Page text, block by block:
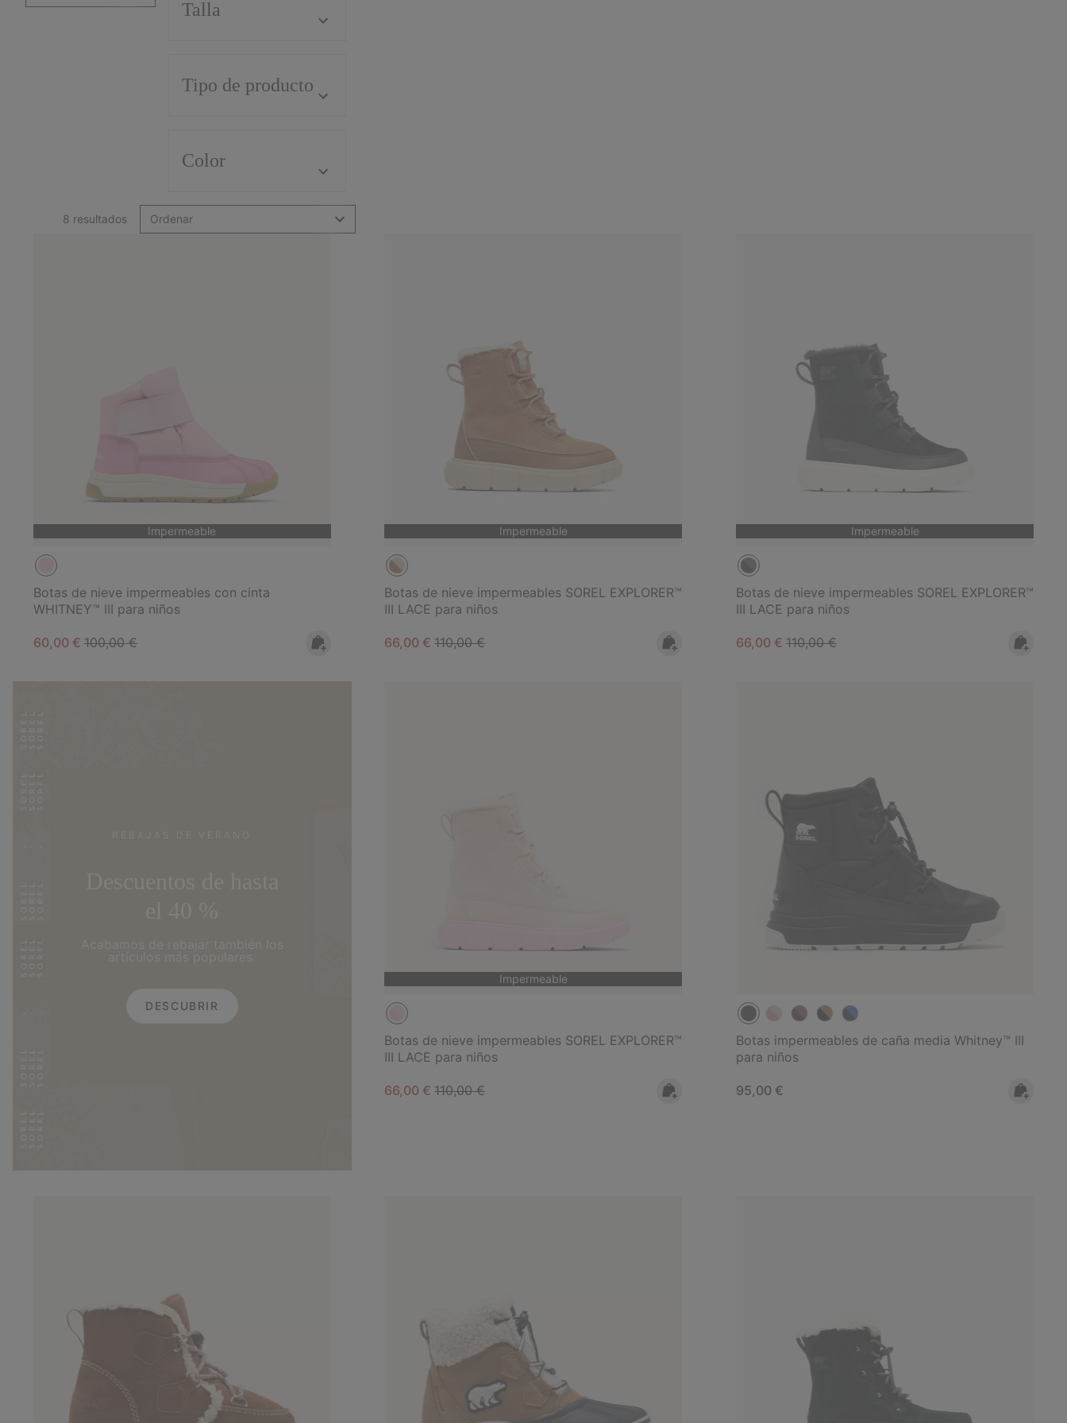
Talla
Tipo de producto
Color
8 resultados Ordenar
Impermeable
Botas de nieve impermeables con cinta
WHITNEY™ III para niños
Sale price:
60,00 € Regular price:
100,00 €
Impermeable
Botas de nieve impermeables SOREL EXPLORER™
III LACE para niños
Sale price:
66,00 €Regular price:
110,00 €
Impermeable
Botas de nieve impermeables SOREL EXPLORER™
III LACE para niños
Sale price:
66,00 €Regular price:
110,00 €
DESCUBRIR
Impermeable
Botas de nieve impermeables SOREL EXPLORER™
III LACE para niños
Sale price:
66,00 €Regular price:
110,00 €
Botas impermeables de caña media Whitney™ III
para niños
Regular price:
95,00 €